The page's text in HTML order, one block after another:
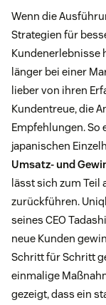
Wenn die
Strategien für
Kundenerlebnisse
länger bei einer
lieber von ihren
Kundentreue, die
Empfehlungen. So
japanischen
Umsatz- und
lässt sich zum
zurückführen.
seines CEO
neue Kunden
Schritt für Schritt
einmalige
gezeigt, dass ein